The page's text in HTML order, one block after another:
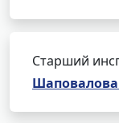
Старший
Шаповалова